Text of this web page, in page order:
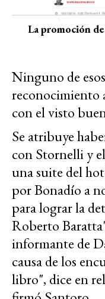
La promoción
Ninguno de
reconocimiento
con el visto
Se atribuye
con Stornelli y
una suite del
por Bonadío a
para lograr la
Roberto
informante de
causa de los
libro", dice en